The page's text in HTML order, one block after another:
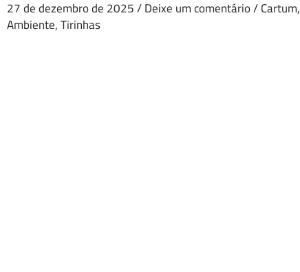
27 de dezembro de 2025/Deixe um comentário/Cartum,
Ambiente,Tirinhas